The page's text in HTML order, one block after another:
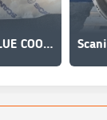
Scania AD BLUE COOLANT PIPE 2289269